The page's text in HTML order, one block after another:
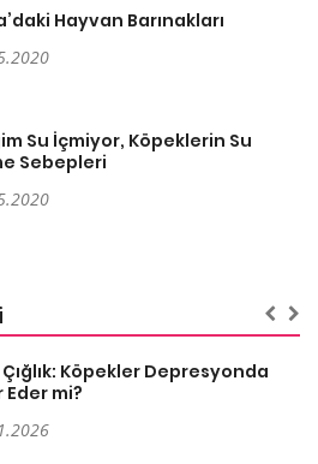
Hayvan Barınakları
Su İçmiyor, Köpeklerin Su
Sebepleri
Köpekler Depresyonda
mi?